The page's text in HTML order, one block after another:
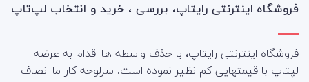
فروشگاه اینترنتی رایتاپ، بررسی ، خرید و انتخاب لپ‌تاپ
فروشگاه اینترنتی رایتاپ، با حذف واسطه ها اقدام به عرضه
لپتاپ با قیمتهایی کم نظیر نموده است. سرلوحه کار ما انصاف